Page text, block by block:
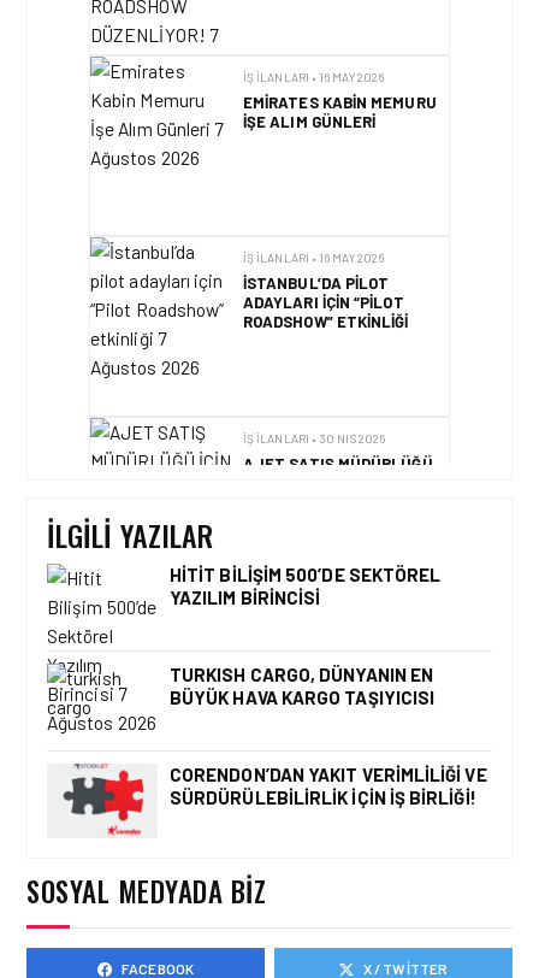
ROADSHOW” ETKINLIĞI
ARKADAŞLARINI
BEKLIYOR!
AIR ARABIA AILESI
BÜYÜYOR! 2026 AÇIK
YENI DÖNEM BAŞLIYOR VE
EKIP ARKADAŞLARI
ARANIYOR
EMIRATES AĞUSTOS’TA
İSTANBUL’DA TEKNISYEN
İLGILI YAZILAR
HITIT BILIŞIM 500’DE SEKTÖREL
YAZILIM BIRINCISI
TURKISH CARGO, DÜNYANIN EN
BÜYÜK HAVA KARGO TAŞIYICISI
CORENDON’DAN YAKIT VERIMLILIĞI VE
SÜRDÜRÜLEBILIRLIK IÇIN İŞ BIRLIĞI!
SOSYAL MEDYADA BIZ
FACEBOOK X / TWITTER